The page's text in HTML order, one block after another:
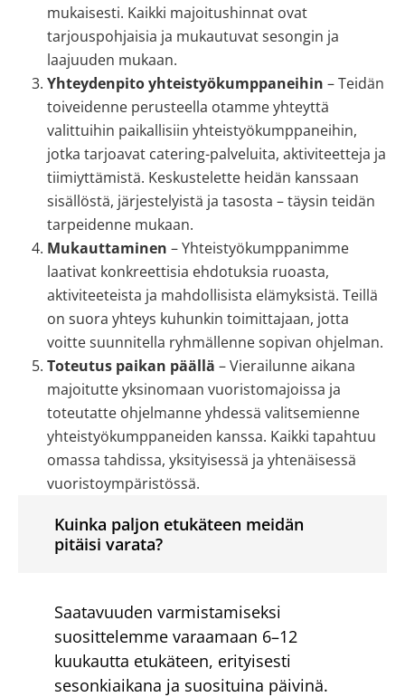
mukaisesti. Kaikki majoitushinnat ovat
tarjouspohjaisia ja mukautuvat sesongin ja
laajuuden mukaan.
Yhteydenpito yhteistyökumppaneihin – Teidän
toiveidenne perusteella otamme yhteyttä
valittuihin paikallisiin yhteistyökumppaneihin,
jotka tarjoavat catering-palveluita, aktiviteetteja ja
tiimiyttämistä. Keskustelette heidän kanssaan
sisällöstä, järjestelyistä ja tasosta – täysin teidän
tarpeidenne mukaan.
Mukauttaminen – Yhteistyökumppanimme
laativat konkreettisia ehdotuksia ruoasta,
aktiviteeteista ja mahdollisista elämyksistä. Teillä
on suora yhteys kuhunkin toimittajaan, jotta
voitte suunnitella ryhmällenne sopivan ohjelman.
Toteutus paikan päällä – Vierailunne aikana
majoitutte yksinomaan vuoristomajoissa ja
toteutatte ohjelmanne yhdessä valitsemienne
yhteistyökumppaneiden kanssa. Kaikki tapahtuu
omassa tahdissa, yksityisessä ja yhtenäisessä
vuoristoympäristössä.
Kuinka paljon etukäteen meidän
pitäisi varata?
Saatavuuden varmistamiseksi
suosittelemme varaamaan 6–12
kuukautta etukäteen, erityisesti
sesonkiaikana ja suosituina päivinä.